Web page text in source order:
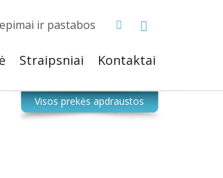
ir pastabos
Straipsniai Kontaktai